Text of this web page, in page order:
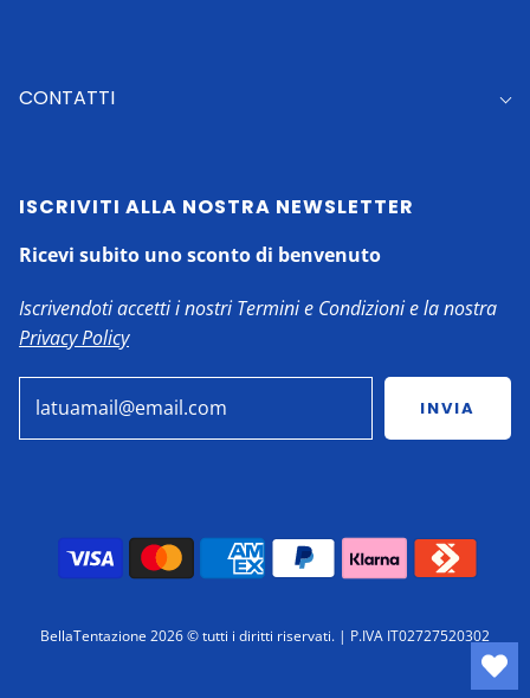
CONTATTI
ISCRIVITI ALLA NOSTRA NEWSLETTER
Ricevi subito uno sconto di benvenuto
Iscrivendoti accetti i nostri Termini e Condizioni e la nostra
Privacy Policy
INVIA
BellaTentazione 2026 ©tutti i diritti riservati. | P.IVA IT02727520302